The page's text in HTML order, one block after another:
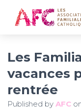
Les
vacances
rentrée
Published by AFC